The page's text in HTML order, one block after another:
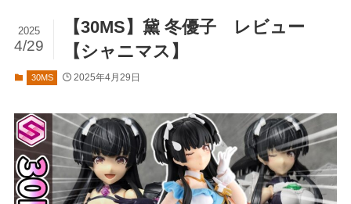
【30MS】黛 冬優子 レビュー
【シャニマス】
2025
4/29
30MS 2025年4月29日